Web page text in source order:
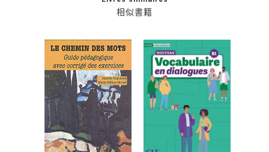
相似書籍